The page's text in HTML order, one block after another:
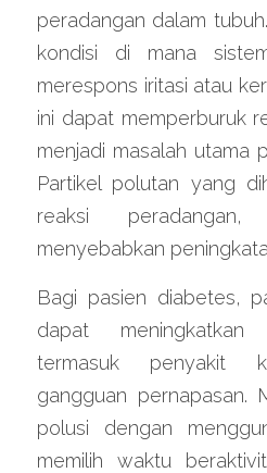
peradangan dalam
kondisi di mana
merespons iritasi atau
ini dapat memperburuk
menjadi masalah utama
Partikel polutan yang
reaksi
menyebabkan
Bagi pasien diabetes,
dapat meningkatkan
termasuk penyakit
gangguan pernapasan.
polusi dengan
memilih waktu